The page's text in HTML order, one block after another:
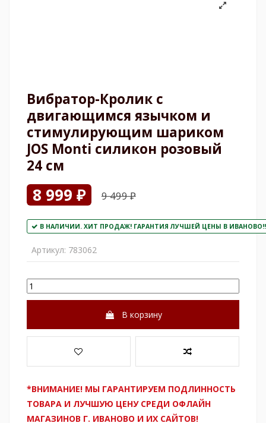
Вибратор-Кролик с
двигающимся язычком и
стимулирующим шариком
JOS Monti силикон розовый
24 см
8 999 ₽ 9 499 ₽
В НАЛИЧИИ. ХИТ ПРОДАЖ! ГАРАНТИЯ ЛУЧШЕЙ ЦЕНЫ В
Артикул: 783062
В корзину
*ВНИМАНИЕ! МЫ ГАРАНТИРУЕМ ПОДЛИННОСТЬ
ТОВАРА И ЛУЧШУЮ ЦЕНУ СРЕДИ ОФЛАЙН
МАГАЗИНОВ Г. ИВАНОВО И ИХ САЙТОВ!